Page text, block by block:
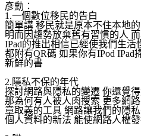
彥勳：
1.一個數位移民的告白
簡單講 移民就是原本不住本地
明而因趨勢放棄舊有習慣的人
IPad的推出相信已經使我們生
都附有QR碼 如果你有IPod
新鮮的書
2.隱私不保的年代
探討網路與隱私的變遷 你還覺
那為何有人被人肉搜索 更多網
章取義的工具 網路讓我們的隱
個人資料的新法 能使網路人權